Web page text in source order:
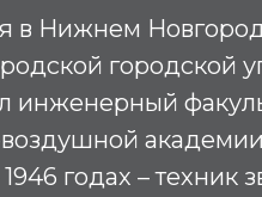
в Нижнем
городской
инженерный
академии
1946 годах –